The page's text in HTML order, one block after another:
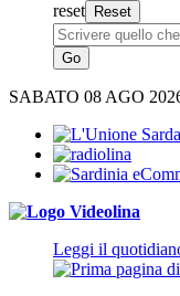
reset
SABATO 08 AGO
Leggi il